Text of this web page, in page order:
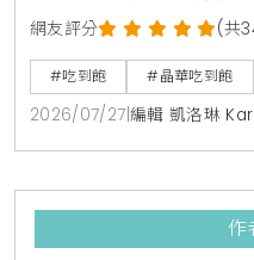
及甜蝦鮭魚親子丼等十數
大生啤無限暢飲，下載晶
行最高可折抵1000元，是
網友評分 (共
#吃到飽 #晶華吃到飽
2026/07/27 編輯 凱洛琳
作